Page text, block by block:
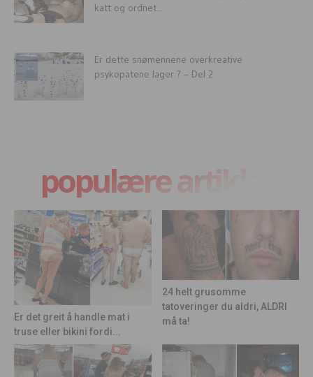
katt og ordnet...
Er dette snømennene overkreative
psykopatene lager ? – Del 2
populære artikler
Er det greit å handle mat i
truse eller bikini fordi...
24 helt grusomme
tatoveringer du aldri, ALDRI
må ta!